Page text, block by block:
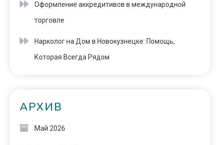
Оформление аккредитивов в международной
торговле
Нарколог на Дом в Новокузнецке: Помощь,
Которая Всегда Рядом
АРХИВ
Май 2026